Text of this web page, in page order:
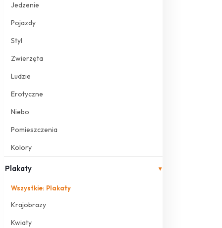
Jedzenie
Pojazdy
Styl
Zwierzęta
Ludzie
Erotyczne
Niebo
Pomieszczenia
Kolory
Plakaty ▾
Wszystkie: Plakaty
Krajobrazy
Kwiaty